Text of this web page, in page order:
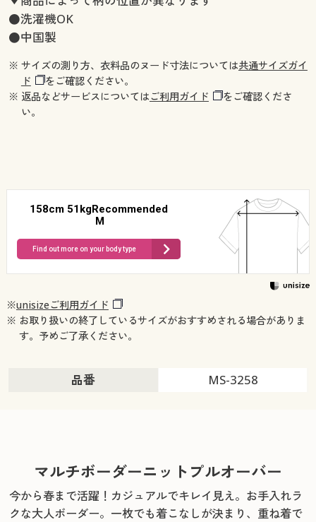
●洗濯機OK
●中国製
※ サイズの測り方、衣料品のヌード寸法については共通サイズガイ
ド
をご確認ください。
※ 返品などサービスについてはご利用ガイド
をご確認くださ
い。
158cm 51kgRecommended
M
Find out more on your body type
※unisizeご利用ガイド
※ お取り扱いの終了しているサイズがおすすめされる場合がありま
す。予めご了承ください。
品番 MS-3258
マルチボーダーニットプルオーバー
今から春まで活躍！カジュアルでキレイ見え。お手入れラ
クな大人ボーダー。 一枚でも着こなしが決まり、重ね着で